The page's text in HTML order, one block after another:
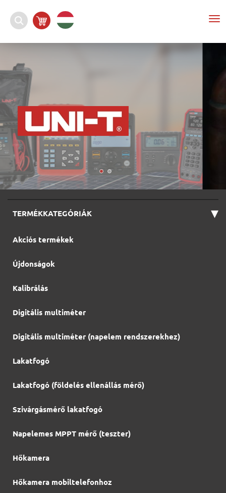
TERMÉKKATEGÓRIÁK ▾
Akciós termékek
Újdonságok
Kalibrálás
Digitális multiméter
Digitális multiméter (napelem rendszerekhez)
Lakatfogó
Lakatfogó (földelés ellenállás mérő)
Szivárgásmérő lakatfogó
Napelemes MPPT mérő (teszter)
Hőkamera
Hőkamera mobiltelefonhoz